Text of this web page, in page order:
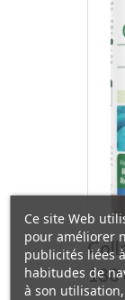
180
Ce site Web
pour améliorer
publicités liées
habitudes de
à son